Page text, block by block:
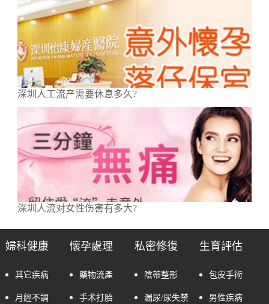
深圳人工流产需要休息多久?
深圳人流对女性伤害有多大?
婦科健康
其它疾病
月經不調
懷孕處理
藥物流產
手术打胎
私密修復
陰蒂整形
漏尿/尿失禁
生育評估
包皮手術
男性疾病